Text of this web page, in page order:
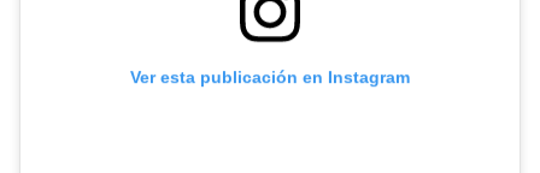
Ver esta publicación en Instagram